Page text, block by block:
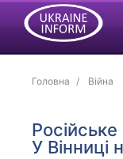
Головна Війна
У Вінниці